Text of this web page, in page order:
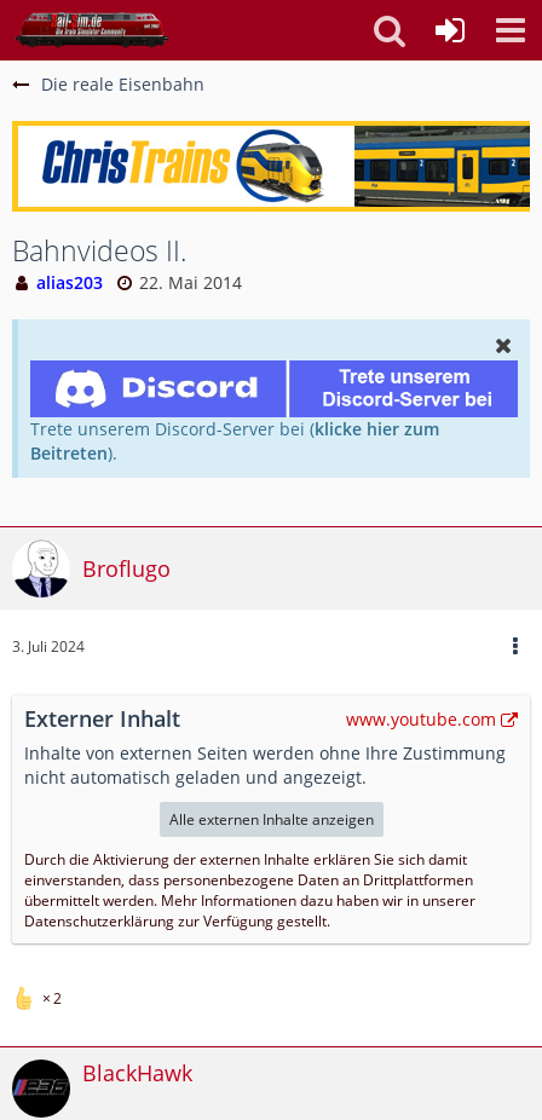
Die reale Eisenbahn
Bahnvideos II.
alias203 22. Mai 2014
Trete unserem Discord-Server bei (klicke hier zum
Beitreten).
Broflugo
3. Juli 2024
Externer Inhalt
www.youtube.com
Inhalte von externen Seiten werden ohne Ihre Zustimmung
nicht automatisch geladen und angezeigt.
Alle externen Inhalte anzeigen
Durch die Aktivierung der externen Inhalte erklären Sie sich damit
einverstanden, dass personenbezogene Daten an Drittplattformen
übermittelt werden. Mehr Informationen dazu haben wir in unserer
Datenschutzerklärung zur Verfügung gestellt.
2
BlackHawk